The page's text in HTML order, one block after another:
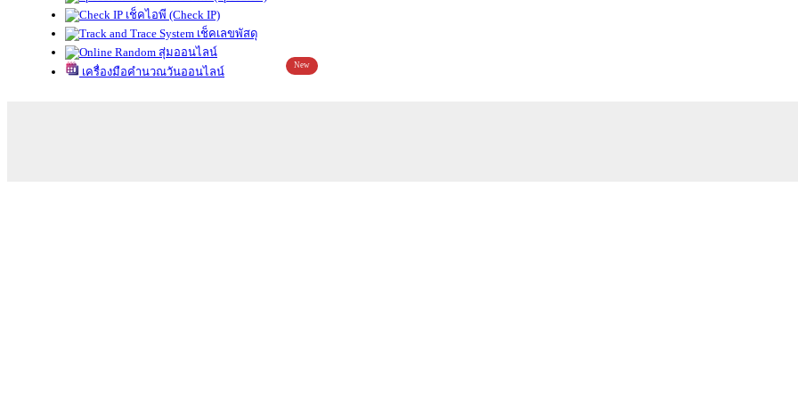
เช็คไอพี (Check IP)
เช็คเลขพัสดุ
สุ่มออนไลน์
เครื่องมือคำนวณวันออนไลน์
New